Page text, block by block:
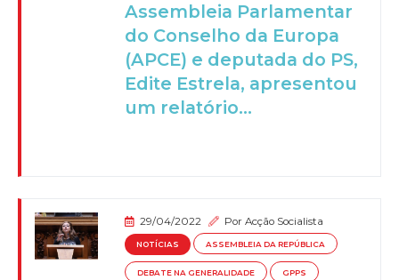
Assembleia Parlamentar
do Conselho da Europa
(APCE) e deputada do PS,
Edite Estrela, apresentou
um relatório...
29/04/2022 PorAcção Socialista
NOTÍCIAS ASSEMBLEIA DA REPÚBLICA
DEBATE NA GENERALIDADE GPPS